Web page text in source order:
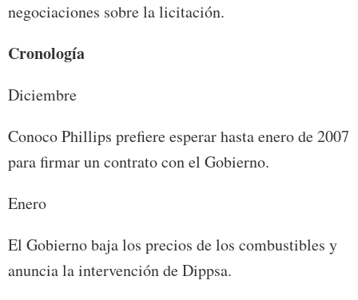
negociaciones sobre la licitación.
Cronología
Diciembre
Conoco Phillips prefiere esperar hasta enero de 2007
para firmar un contrato con el Gobierno.
Enero
El Gobierno baja los precios de los combustibles y
anuncia la intervención de Dippsa.